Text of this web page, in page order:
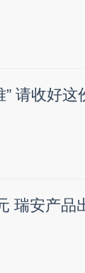
请收好这
瑞安产品